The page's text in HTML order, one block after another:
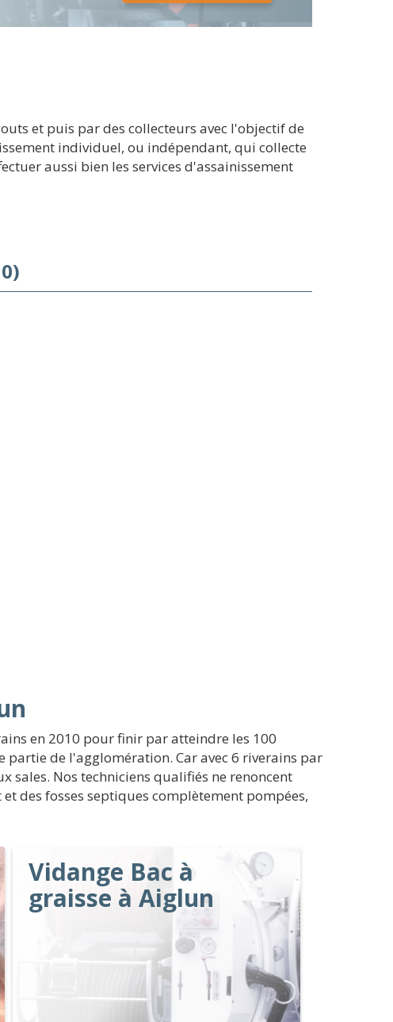
et puis par des collecteurs avec l'objectif de
individuel, ou indépendant, qui collecte
aussi bien les services d'assainissement
en 2010 pour finir par atteindre les 100
partie de l'agglomération. Car avec 6 riverains par
sales. Nos techniciens qualifiés ne renoncent
des fosses septiques complètement pompées,
Vidange Bac à
graisse à Aiglun